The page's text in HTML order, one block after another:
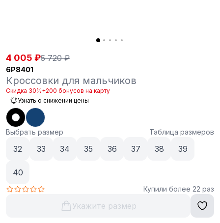
4 005 ₽5 720 ₽
6P8401
Кроссовки для мальчиков
Скидка 30%+200 бонусов на карту
Узнать о снижении цены
Выбрать размер Таблица размеров
32 33 34 35 36 37 38 39
40
Купили более 22 раз
Укажите размер